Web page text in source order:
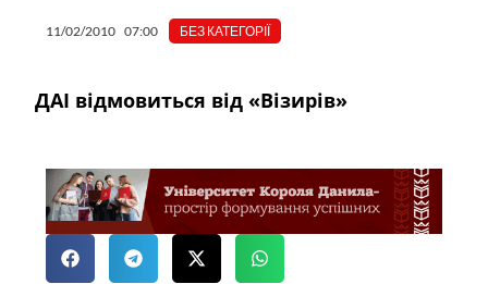
11/02/2010 07:00 БЕЗ КАТЕГОРІЇ
ДАІ відмовиться від «Візирів»